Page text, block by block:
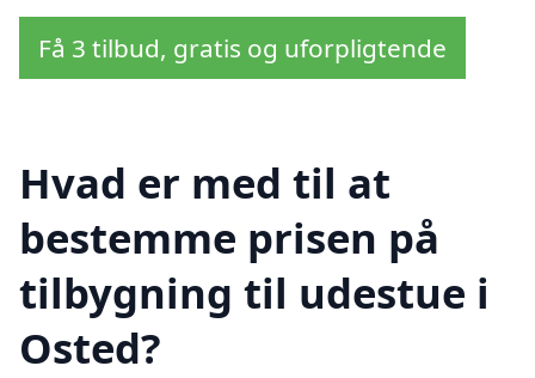
Få 3 tilbud, gratis og uforpligtende
Hvad er med til at
bestemme prisen på
tilbygning til udestue i
Osted?